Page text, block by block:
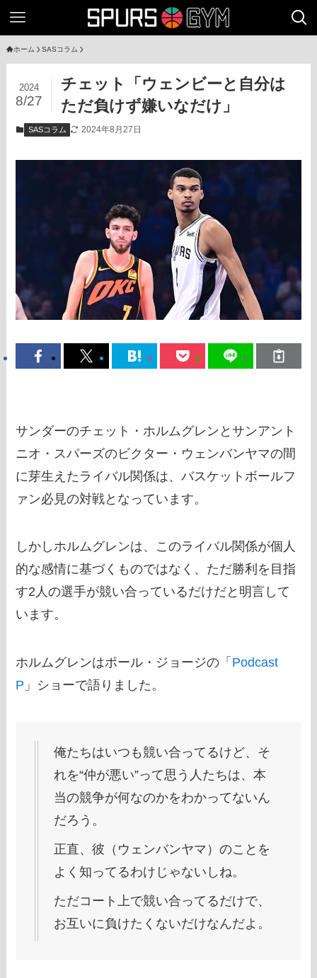
ホーム SASコラム
チェット「ウェンビーと自分は
ただ負けず嫌いなだけ」
2024
8/27
SASコラム 2024年8月27日
サンダーのチェット・ホルムグレンとサンアント
ニオ・スパーズのビクター・ウェンバンヤマの間
に芽生えたライバル関係は、バスケットボールフ
ァン必見の対戦となっています。
しかしホルムグレンは、このライバル関係が個人
的な感情に基づくものではなく、ただ勝利を目指
す2人の選手が競い合っているだけだと明言して
います。
ホルムグレンはポール・ジョージの「 Podcast
P 」ショーで語りました。
俺たちはいつも競い合ってるけど、そ
れを“仲が悪い”って思う人たちは、本
当の競争が何なのかをわかってないん
だろう。
正直、彼（ウェンバンヤマ）のことを
よく知ってるわけじゃないしね。
ただコート上で競い合ってるだけで、
お互いに負けたくないだけなんだよ。